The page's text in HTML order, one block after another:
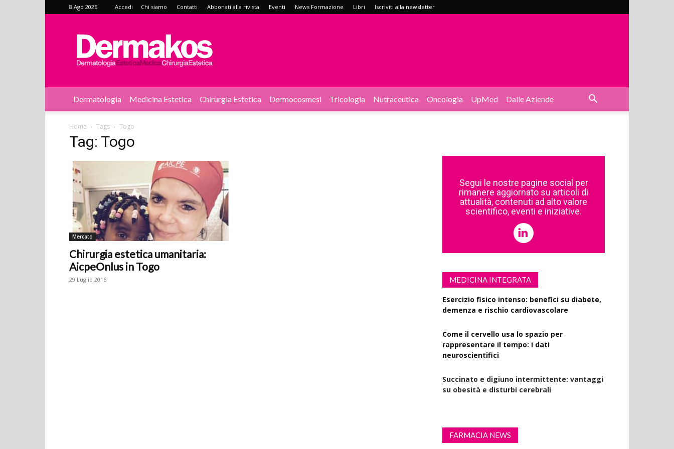
8 Ago 2026 Accedi Chi siamo Contatti Abbonati alla rivista Eventi News Formazione Libri Iscriviti alla newsletter
Dermakos
Dermatologia Medicina Estetica Chirurgia Estetica Dermocosmesi Tricologia Nutraceutica Oncologia UpMed Dalle Aziende
Home Tags Togo
Tag: Togo
Mercato
Chirurgia estetica umanitaria:
AicpeOnlus in Togo
29 Luglio 2016
Segui le nostre pagine social per
rimanere aggiornato su articoli di
attualità, contenuti ad alto valore
scientifico, eventi e iniziative.
MEDICINA INTEGRATA
Esercizio fisico intenso: benefici su diabete,
demenza e rischio cardiovascolare
Come il cervello usa lo spazio per
rappresentare il tempo: i dati
neuroscientifici
Succinato e digiuno intermittente: vantaggi
su obesità e disturbi cerebrali
FARMACIA NEWS